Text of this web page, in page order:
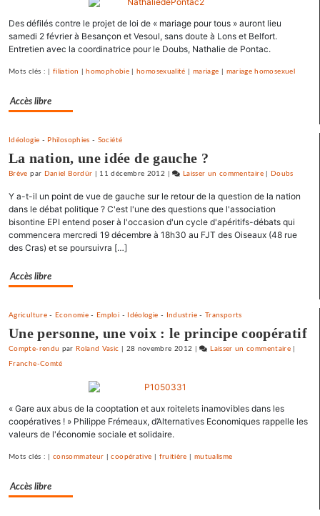
un
appel
pour
une
Des défilés contre le projet de loi de « mariage pour tous » auront lieu
samedi 2 février à Besançon et Vesoul, sans doute à Lons et Belfort.
Entretien avec la coordinatrice pour le Doubs, Nathalie de Pontac.
Mots clés : |filiation homophobie homosexualité mariage mariage homosexuel
Accès libre
Idéologie - Philosophies - Société
La nation, une idée de gauche ?
Brève par Daniel Bordür 11 décembre 2012 | Laisser un commentaireon
signe
un
| Doubs
Y a-t-il un point de vue de gauche sur le retour de la question de la nation
dans le débat politique ? C'est l'une des questions que l'association
bisontine EPI entend poser à l'occasion d'un cycle d'apéritifs-débats qui
commencera mercredi 19 décembre à 18h30 au FJT des Oiseaux (48 rue
des Cras) et se poursuivra […]
Accès libre
Agriculture- Economie- Emploi - Idéologie - Industrie- Transports
Une personne, une voix : le principe coopératif
Compte-rendu par Roland Vasic 28 novembre 2012 | Laisser un commentaire
appel
Franche-Comté
« Gare aux abus de la cooptation et aux roitelets inamovibles dans les
coopératives ! » Philippe Frémeaux, d’Alternatives Economiques rappelle les
valeurs de l'économie sociale et solidaire.
Mots clés : |consommateur |coopérative fruitière mutualisme
Accès libre